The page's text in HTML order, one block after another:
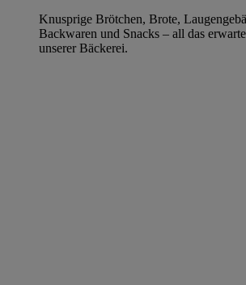
Knusprige Brötchen, Brote,
Backwaren und Snacks – all das
unserer Bäckerei.